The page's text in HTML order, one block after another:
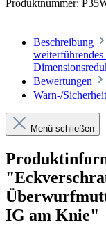
Produktnummer:
Beschreibung
Bewertungen
Warn-/
Menü schließen
IG am Knie"